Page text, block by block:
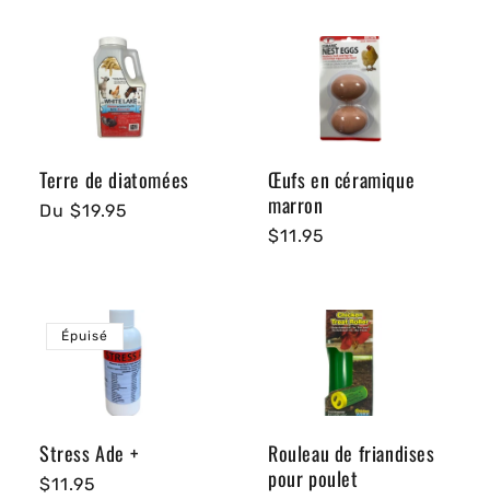
Terre de diatomées
Prix
Du $19.95
Œufs en céramique
marron
Prix
$11.95
Épuisé
Stress Ade +
Prix
$11.95
Rouleau de friandises
pour poulet